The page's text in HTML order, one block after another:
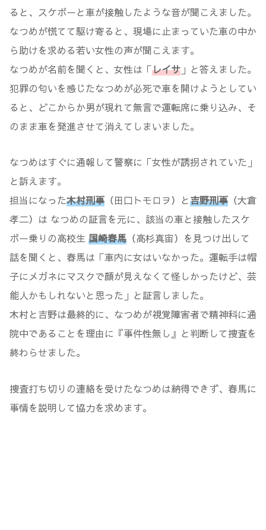
ると、スケボーと車が接触したような音が聞こえました。
なつめが慌てて駆け寄ると、現場に止まっていた車の中か
ら助けを求める若い女性の声が聞こえます。
なつめが名前を聞くと、女性は「レイサ 」と答えました。
犯罪の匂いを感じたなつめが必死で車を開けようとしてい
ると、どこからか男が現れて無言で運転席に乗り込み、そ
のまま車を発進させて消えてしまいました。
なつめはすぐに通報して警察に「女性が誘拐されていた」
と訴えます。
担当になった木村刑事 （田口トモロヲ）と吉野刑事 （大倉
孝二）は なつめの証言を元に、該当の車と接触したスケ
ボー乗りの高校生 国崎春馬 （高杉真宙）を見つけ出して
話を聞くと、春馬は「車内に女はいなかった。運転手は帽
子にメガネにマスクで顔が見えなくて怪しかったけど、芸
能人かもしれないと思った」と証言しました。
木村と吉野は最終的に、なつめが視覚障害者で精神科に通
院中であることを理由に『事件性無し』と判断して捜査を
終わらせました。
捜査打ち切りの連絡を受けたなつめは納得できず、春馬に
事情を説明して協力を求めます。